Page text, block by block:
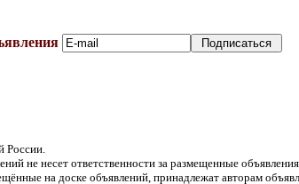
России.
не несет ответственности за размещенные
на доске объявлений, принадлежат авторам